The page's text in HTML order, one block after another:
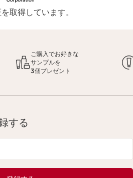
取得しています。
ご購入でお好きな
サンプルを
3個プレゼント
する